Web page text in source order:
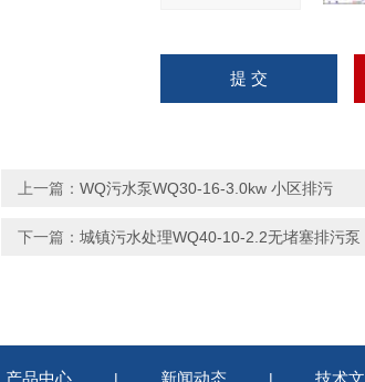
上一篇： WQ污水泵WQ30-16-3.0kw 小区排污
下一篇： 城镇污水处理WQ40-10-2.2无堵塞排污泵
产品中心 新闻动态 技术